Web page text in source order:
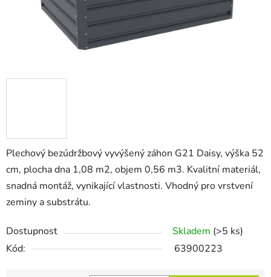
Plechový bezúdržbový vyvýšený záhon G21 Daisy, výška 52
cm, plocha dna 1,08 m2, objem 0,56 m3. Kvalitní materiál,
snadná montáž, vynikající vlastnosti. Vhodný pro vrstvení
zeminy a substrátu.
Dostupnost Skladem (>5 ks)
Kód:
63900223